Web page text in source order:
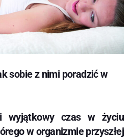
sobie z nimi poradzić w
wyjątkowy czas w życiu
w organizmie przyszłej